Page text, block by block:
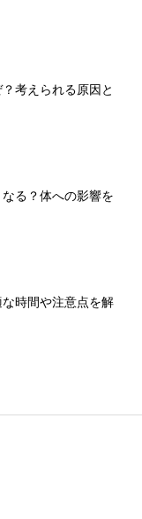
考えられる原因と
る？体への影響を
時間や注意点を解